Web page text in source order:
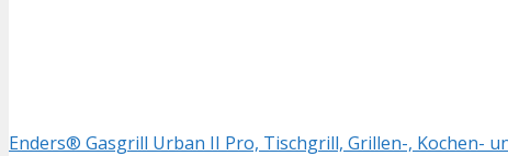
Enders® Gasgrill Urban II Pro, Tischgrill, Grillen-, Kochen-